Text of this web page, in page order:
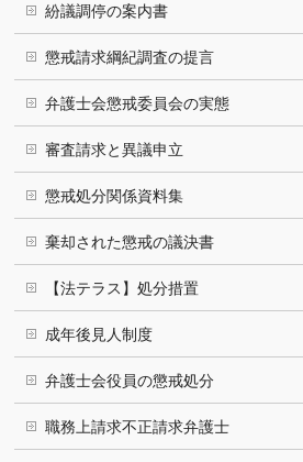
紛議調停の案内書
懲戒請求綱紀調査の提言
弁護士会懲戒委員会の実態
審査請求と異議申立
懲戒処分関係資料集
棄却された懲戒の議決書
【法テラス】処分措置
成年後見人制度
弁護士会役員の懲戒処分
職務上請求不正請求弁護士